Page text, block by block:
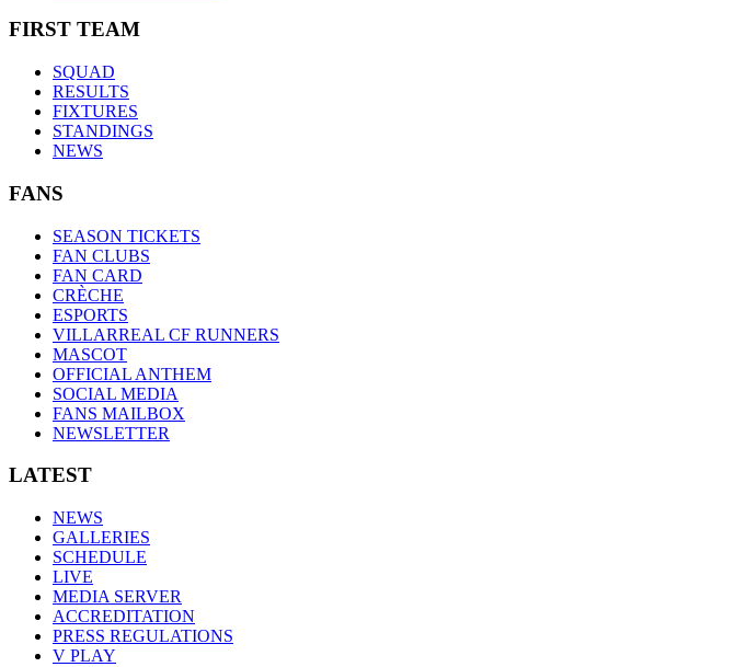
FIRST TEAM
SQUAD
RESULTS
FIXTURES
STANDINGS
NEWS
FANS
SEASON TICKETS
FAN CLUBS
FAN CARD
CRÈCHE
ESPORTS
VILLARREAL CF RUNNERS
MASCOT
OFFICIAL ANTHEM
SOCIAL MEDIA
FANS MAILBOX
NEWSLETTER
LATEST
NEWS
GALLERIES
SCHEDULE
LIVE
MEDIA SERVER
ACCREDITATION
PRESS REGULATIONS
V PLAY